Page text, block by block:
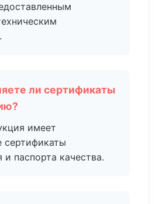
ли сертификаты
имеет
сертификаты
и паспорта качества.